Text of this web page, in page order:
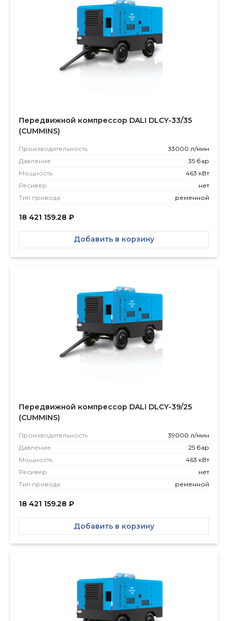
Передвижной компрессор DALI DLCY-33/35
(CUMMINS)
Производитель­ность
33000 л/мин
Давление
35 бар
Мощность
463 кВт
Ресивер
нет
Тип привода
ременной
18 421 159.28 ₽
Добавить в корзину
Передвижной компрессор DALI DLCY-39/25
(CUMMINS)
Производитель­ность
39000 л/мин
Давление
25 бар
Мощность
463 кВт
Ресивер
нет
Тип привода
ременной
18 421 159.28 ₽
Добавить в корзину